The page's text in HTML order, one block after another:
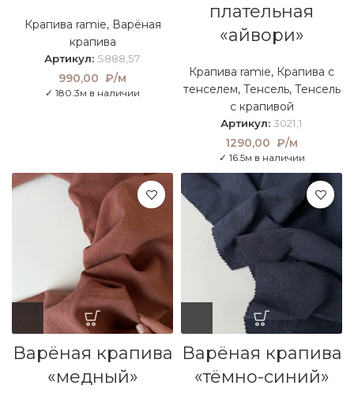
Крапива ramie, Варёная
крапива
Артикул: S888,57
990,00 ₽/м
✓ 180.3м в наличии
плательная
«айвори»
Крапива ramie, Крапива с
тенселем, Тенсель, Тенсель
с крапивой
Артикул: 3021,1
1290,00 ₽/м
✓ 16.5м в наличии
Варёная крапива
«медный»
Варёная крапива
«тёмно-синий»